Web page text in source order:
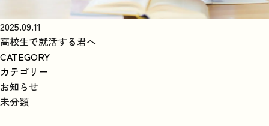
2025.09.11
高校生で就活する君へ
CATEGORY
カテゴリー
お知らせ
未分類